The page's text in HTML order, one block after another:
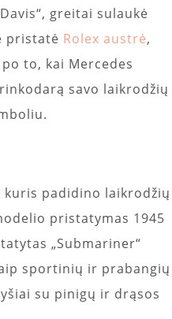
greitai sulaukė
pristatė Rolex austrė,
to, kai Mercedes
savo laikrodžių
kuris padidino laikrodžių
pristatymas 1945
„Submariner“
sportinių ir prabangių
su pinigų ir drąsos